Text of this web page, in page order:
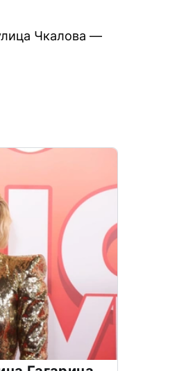
Чкалова —